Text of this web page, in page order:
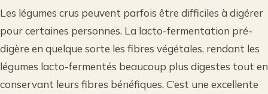
Les légumes crus peuvent parfois être difficiles à digérer
pour certaines personnes. La lacto-fermentation pré-
digère en quelque sorte les fibres végétales, rendant les
légumes lacto-fermentés beaucoup plus digestes tout en
conservant leurs fibres bénéfiques. C’est une excellente